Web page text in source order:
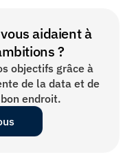
aidaient à
?
objectifs grâce à
de la data et de
endroit.